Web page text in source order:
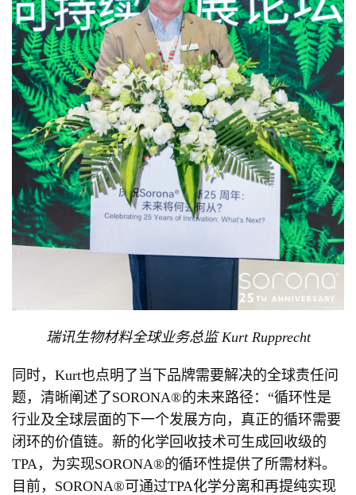
瑞讯生物材料全球业务总监 Kurt Rupprecht
同时，Kurt也点明了当下品牌需要解决的全球责任问
题，清晰阐述了SORONA®的未来路径：“循环性是
行业及全球层面的下一个发展方向，真正的循环需要
闭环的价值链。新的化学回收技术可生成回收级的
TPA，为实现SORONA®的循环性提供了所需材料。
目前，SORONA®可通过TPA化学分离和再提纯实现